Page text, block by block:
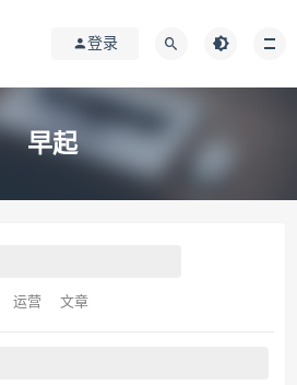
登录
早起
运营 文章